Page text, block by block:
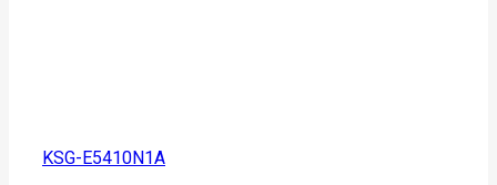
KSG-E5410N1A